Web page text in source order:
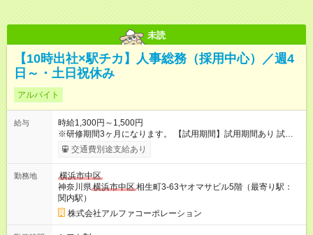
未読
【10時出社×駅チカ】人事総務（採用中心）／週4
日～・土日祝休み
アルバイト
給与
時給1,300円～1,500円
※研修期間3ヶ月になります。 【試用期間】試用期間あり 試用期
間の長さ：3ヶ月 雇用形態、給与は本採用時と同じです。
交通費別途支給あり
勤務地
横浜市中区
神奈川県横浜市中区相生町3-63ヤオマサビル5階（最寄り駅：
関内駅）
株式会社アルファコーポレーション